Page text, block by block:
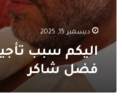
ديسمبر 15, 2025
اليكم سبب
فضل شاكر